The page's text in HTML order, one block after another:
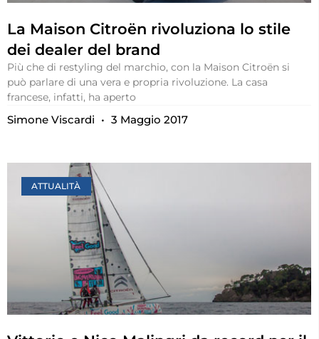
La Maison Citroën rivoluziona lo stile
dei dealer del brand
Più che di restyling del marchio, con la Maison Citroën si
può parlare di una vera e propria rivoluzione. La casa
francese, infatti, ha aperto
Simone Viscardi 3 Maggio 2017
ATTUALITÀ